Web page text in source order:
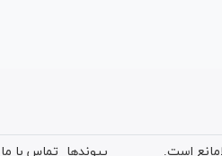
است. پیوندها تماس با ما